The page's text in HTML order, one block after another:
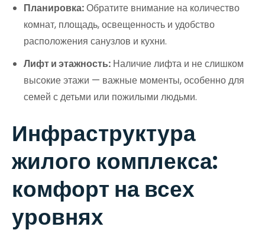
Планировка:Обратите внимание на количество
комнат, площадь, освещенность и удобство
расположения санузлов и кухни.
Лифт и этажность: Наличие лифта и не слишком
высокие этажи — важные моменты, особенно для
семей с детьми или пожилыми людьми.
Инфраструктура
жилого комплекса:
комфорт на всех
уровнях